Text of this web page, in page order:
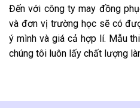
Đến với công ty may đồng
và đơn vị trường học sẽ có
ý mình và giá cả hợp lí. Mẫu
chúng tôi luôn lấy chất lượng